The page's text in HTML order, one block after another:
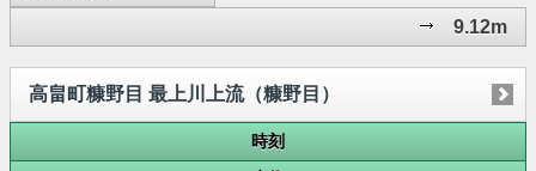
9.12m
高畠町糠野目 最上川上流（糠野目）
時刻